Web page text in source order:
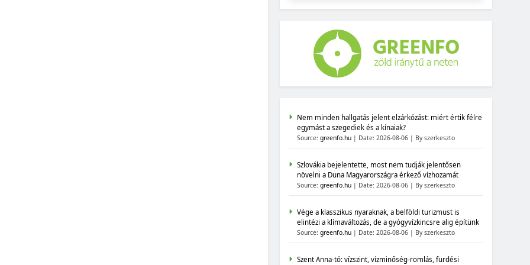
Nem minden hallgatás jelent elzárkózást: miért értik félre
egymást a szegediek és a kínaiak?
Source:greenfo.hu Date: 2026-08-06 By szerkeszto
Szlovákia bejelentette, most nem tudják jelentősen
növelni a Duna Magyarországra érkező vízhozamát
Source:greenfo.hu Date: 2026-08-06 By szerkeszto
Vége a klasszikus nyaraknak, a belföldi turizmust is
elintézi a klímaváltozás, de a gyógyvízkincsre alig építünk
Source:greenfo.hu Date: 2026-08-06 By szerkeszto
Szent Anna-tó: vízszint, vízminőség-romlás, fürdési